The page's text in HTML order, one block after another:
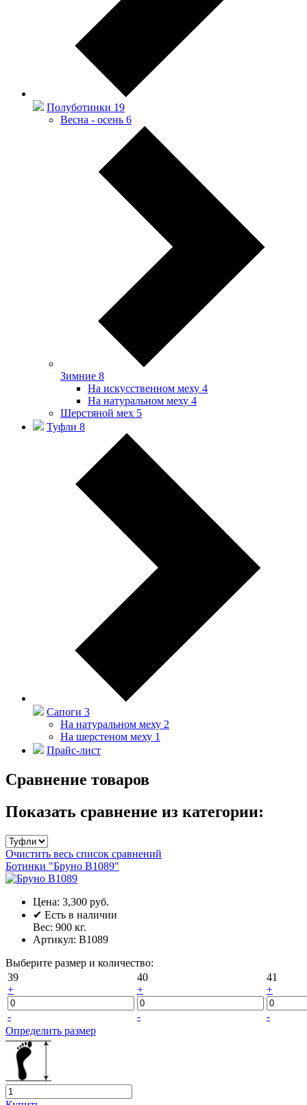
Полуботинки 19
Весна - осень 6
Зимние 8
На искусственном меху 4
На натуральном меху 4
Шерстяной мех 5
Туфли 8
Сапоги 3
На натуральном меху 2
На шерстеном меху 1
Прайс-лист
Сравнение товаров
Показать сравнение из категории:
Очистить весь список сравнений
Ботинки "Бруно В1089"
Цена: 3,300 руб.
✔ Есть в наличии
Вес: 900 кг.
Артикул: В1089
Выберите размер и количество:
39
+
-
40
+
-
41
+
-
Определить размер